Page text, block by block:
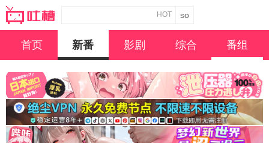
HOT
首页 新番 影剧 综合 番组